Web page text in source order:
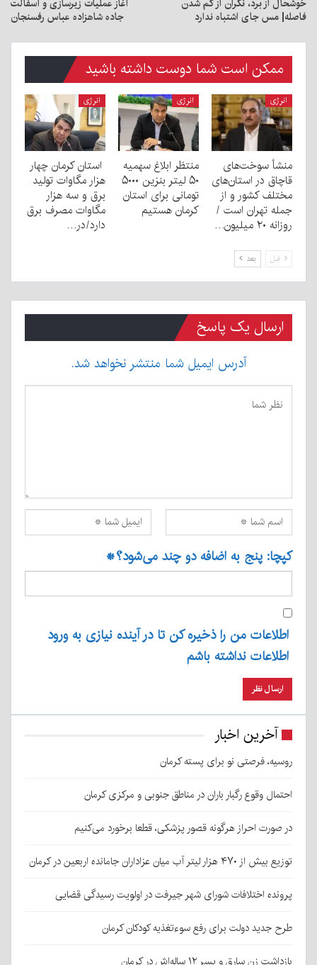
خوشحال از برد، نگران از کم شدن
فاصله| مس جای اشتباه ندارد
آغاز عملیات زیرسازی و آسفالت
جاده شاهزاده عباس رفسنجان
ممکن است شما دوست داشته باشید
انرژی
منشأ سوخت‌های
قاچاق در استان‌های
مختلف کشور و از
جمله تهران است /
روزانه ۲۰ میلیون…
انرژی
منتظر ابلاغ سهمیه
۵۰ لیتر بنزین ۵۰۰۰
تومانی برای استان
کرمان هستیم
انرژی
استان کرمان چهار
هزار مگاوات تولید
برق و سه هزار
مگاوات مصرف برق
دارد/در…
قبل بعد
ارسال یک پاسخ
آدرس ایمیل شما منتشر نخواهد شد.
کپچا: پنج به اضافه دو چند می‌شود؟*
اطلاعات من را ذخیره کن تا در آینده نیازی به ورود
اطلاعات نداشته باشم
آخرین اخبار
روسیه، فرصتی نو برای پسته کرمان
احتمال وقوع رگبار باران در مناطق جنوبی و مرکزی کرمان
در صورت احراز هرگونه قصور پزشکی، قطعا برخورد می‌کنیم
توزیع بیش از ۴۷۰ هزار لیتر آب میان عزاداران جامانده اربعین در کرمان
پرونده اختلافات شورای شهر جیرفت در اولویت رسیدگی قضایی
طرح جدید دولت برای رفع سوءتغذیه کودکان کرمان